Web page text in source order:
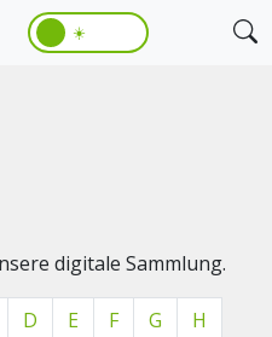
☀️
digitale Sammlung.
D E F G
H